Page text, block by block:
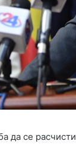
да се